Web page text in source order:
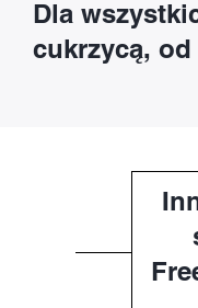
Dla
cukrzycą,